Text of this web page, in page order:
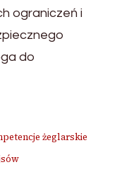
ograniczeń i
do
żeglarskie